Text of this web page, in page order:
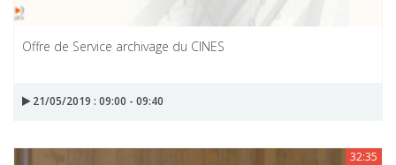
Offre de Service archivage du CINES
21/05/2019 : 09:00 - 09:40
32:35